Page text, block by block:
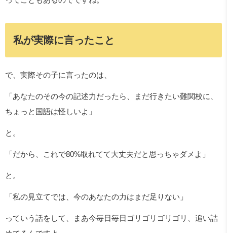
私が実際に言ったこと
で、実際その子に言ったのは、
「あなたのその今の記述力だったら、まだ行きたい難関校に、
ちょっと国語は怪しいよ」
と。
「だから、これで80%取れてて大丈夫だと思っちゃダメよ」
と。
「私の見立てでは、今のあなたの力はまだ足りない」
っていう話をして、まあ今毎日毎日ゴリゴリゴリゴリ、追い詰